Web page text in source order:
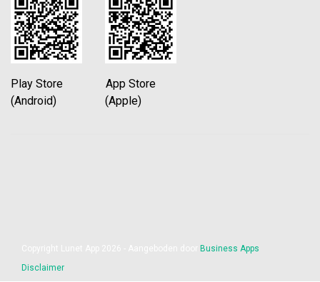
Play Store App Store
(Android) (Apple)
Business Apps
Disclaimer